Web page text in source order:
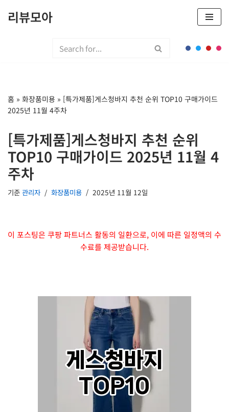
뛰
기
리뷰모아
홈 » 화장품미용 » [특가제품]게스청바지 추천 순위 TOP10 구매가이드
2025년 11월 4주차
[특가제품]게스청바지 추천 순위
TOP10 구매가이드 2025년 11월 4
주차
기준 관리자 화장품미용 2025년 11월 12일
이 포스팅은 쿠팡 파트너스 활동의 일환으로, 이에 따른 일정액의 수
수료를 제공받습니다.